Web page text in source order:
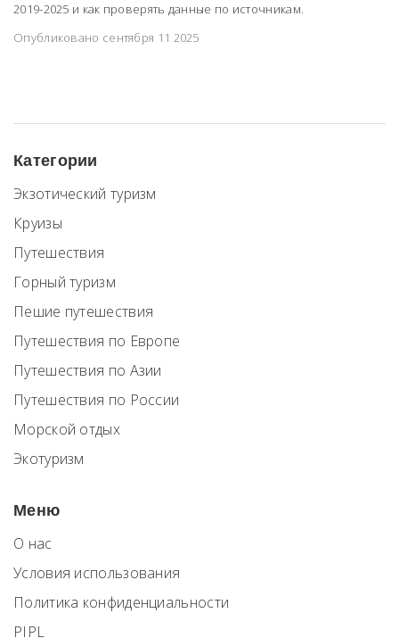
2019-2025 и как проверять данные по источникам.
Опубликовано сентября 11 2025
Категории
Экзотический туризм
Круизы
Путешествия
Горный туризм
Пешие путешествия
Путешествия по Европе
Путешествия по Азии
Путешествия по России
Морской отдых
Экотуризм
Меню
О нас
Условия использования
Политика конфиденциальности
PIPL